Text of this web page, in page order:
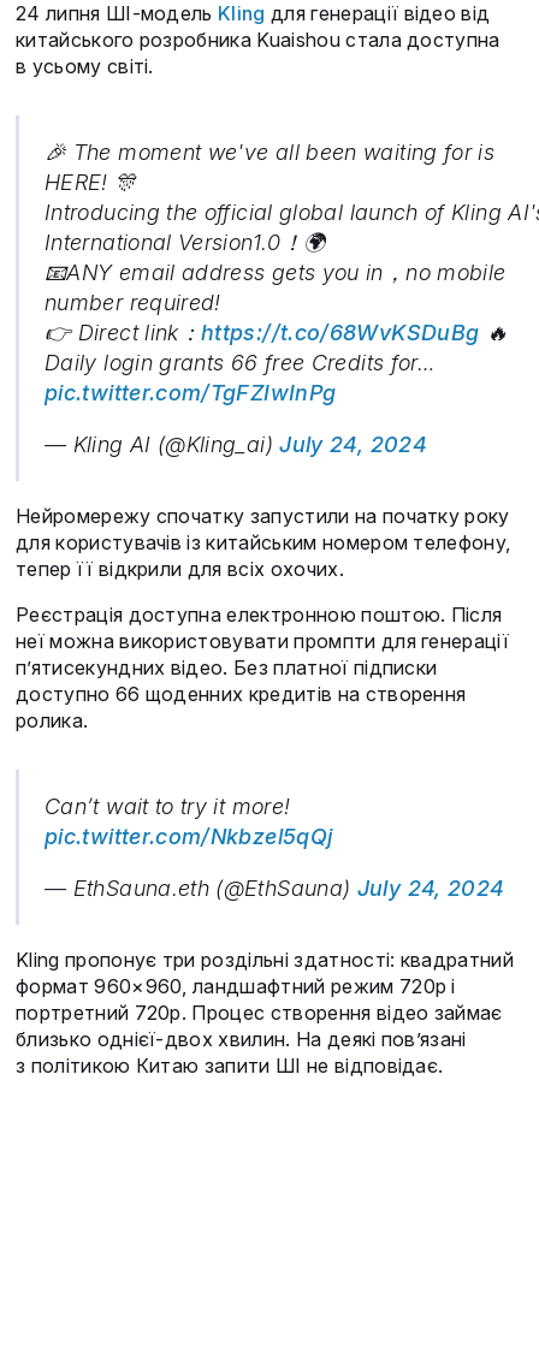
24 липня ШІ-модель Kling для генерації відео від
китайського розробника Kuaishou стала доступна
в усьому світі.
🎉 The moment we've all been waiting for is
HERE! 🎊
Introducing the official global launch of Kling
International Version1.0！🌍
📧ANY email address gets you in，no mobile
number required!
👉 Direct link：https://t.co/68WvKSDuBg 🔥
Daily login grants 66 free Credits for…
pic.twitter.com/TgFZIwInPg
— Kling AI (@Kling_ai)July 24, 2024
Нейромережу спочатку запустили на початку року
для користувачів із китайським номером телефону,
тепер її відкрили для всіх охочих.
Реєстрація доступна електронною поштою. Після
неї можна використовувати промпти для генерації
п’ятисекундних відео. Без платної підписки
доступно 66 щоденних кредитів на створення
ролика.
Can’t wait to try it more!
pic.twitter.com/Nkbzel5qQj
— EthSauna.eth (@EthSauna) July 24, 2024
Kling пропонує три роздільні здатності: квадратний
формат 960×960, ландшафтний режим 720p і
портретний 720p. Процес створення відео займає
близько однієї-двох хвилин. На деякі пов’язані
з політикою Китаю запити ШІ не відповідає.